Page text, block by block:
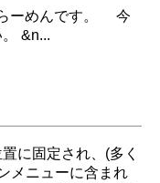
ーめんです。 今
&n...
に固定され、(多く
メニューに含まれ